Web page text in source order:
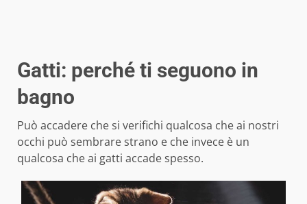
Gatti: perché ti seguono in
bagno
Può accadere che si verifichi qualcosa che ai nostri
occhi può sembrare strano e che invece è un
qualcosa che ai gatti accade spesso.